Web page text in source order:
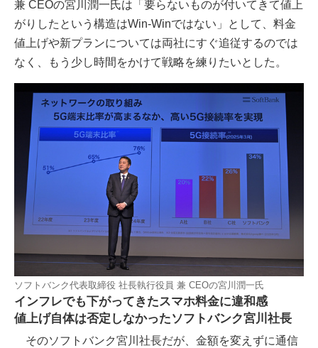
兼 CEOの宮川潤一氏は「要らないものが付いてきて値上
がりしたという構造はWin-Winではない」として、料金
値上げや新プランについては両社にすぐ追従するのでは
なく、もう少し時間をかけて戦略を練りたいとした。
ソフトバンク代表取締役 社長執行役員 兼 CEOの宮川潤一氏
インフレでも下がってきたスマホ料金に違和感
値上げ自体は否定しなかったソフトバンク宮川社長
そのソフトバンク宮川社長だが、金額を変えずに通信